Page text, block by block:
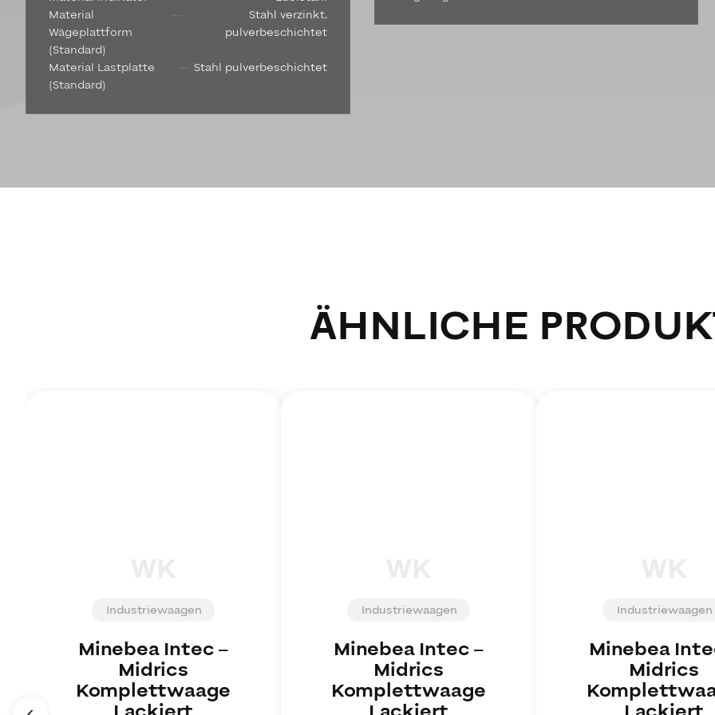
Material
Wägeplattform
(Standard)
Stahl verzinkt,
pulverbeschichtet
Material Lastplatte
(Standard)
Stahl pulverbeschichtet
ÄHNLICHE
Industriewaagen
Minebea Intec–
Midrics
Komplettwaage
Industriewaagen
Minebea Intec–
Midrics
Komplettwaage
Industriewaagen
Minebea
Midrics